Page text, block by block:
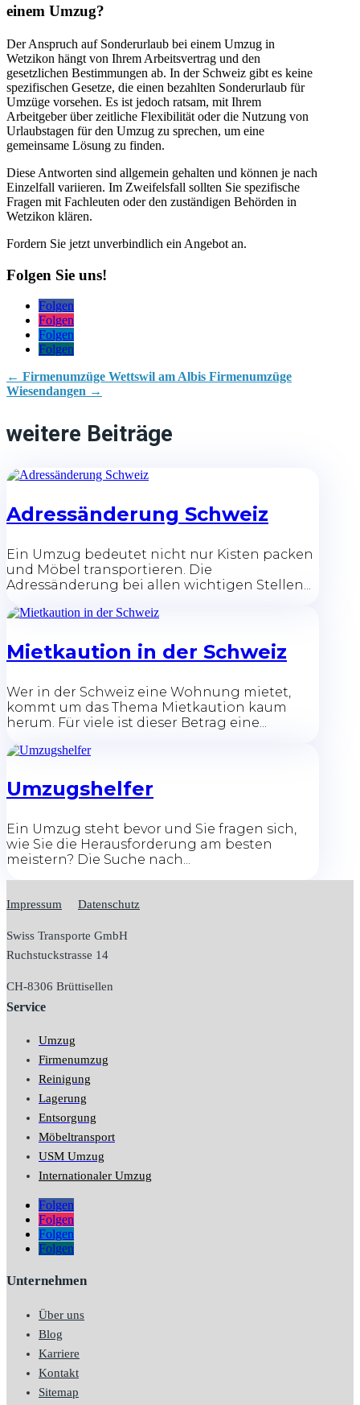
einem Umzug?
Der Anspruch auf Sonderurlaub bei einem Umzug in
Wetzikon hängt von Ihrem Arbeitsvertrag und den
gesetzlichen Bestimmungen ab. In der Schweiz gibt es keine
spezifischen Gesetze, die einen bezahlten Sonderurlaub für
Umzüge vorsehen. Es ist jedoch ratsam, mit Ihrem
Arbeitgeber über zeitliche Flexibilität oder die Nutzung von
Urlaubstagen für den Umzug zu sprechen, um eine
gemeinsame Lösung zu finden.
Diese Antworten sind allgemein gehalten und können je nach
Einzelfall variieren. Im Zweifelsfall sollten Sie spezifische
Fragen mit Fachleuten oder den zuständigen Behörden in
Wetzikon klären.
Fordern Sie jetzt unverbindlich ein Angebot an.
Folgen Sie uns!
Folgen
Folgen
Folgen
Folgen
← Firmenumzüge Wettswil am Albis Firmenumzüge
Wiesendangen →
weitere Beiträge
Adressänderung Schweiz
Ein Umzug bedeutet nicht nur Kisten packen
und Möbel transportieren. Die
Adressänderung bei allen wichtigen Stellen...
Mietkaution in der Schweiz
Wer in der Schweiz eine Wohnung mietet,
kommt um das Thema Mietkaution kaum
herum. Für viele ist dieser Betrag eine...
Umzugshelfer
Ein Umzug steht bevor und Sie fragen sich,
wie Sie die Herausforderung am besten
meistern? Die Suche nach...
Impressum Datenschutz
Swiss Transporte GmbH
Ruchstuckstrasse 14
CH-8306 Brüttisellen
Service
Umzug
Firmenumzug
Reinigung
Lagerung
Entsorgung
Möbeltransport
USM Umzug
Internationaler Umzug
Folgen
Folgen
Folgen
Folgen
Unternehmen
Über uns
Blog
Karriere
Kontakt
Sitemap